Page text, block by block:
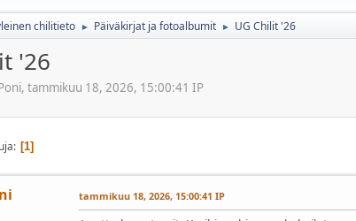
chilitieto ► Päiväkirjat ja fotoalbumit ► UG Chilit '26
'26
tammikuu 18, 2026, 15:00:41 IP
1
tammikuu 18, 2026, 15:00:41 IP